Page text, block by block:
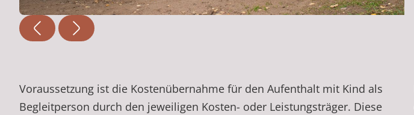
Voraussetzung ist die Kostenübernahme für den Aufenthalt mit Kind als
Begleitperson durch den jeweiligen Kosten- oder Leistungsträger. Diese